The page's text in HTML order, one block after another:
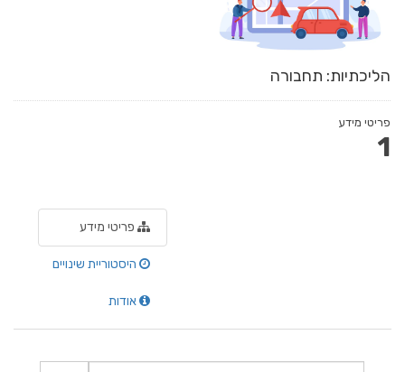
הליכתיות: תחבורה
פריטי מידע
1
פריטי מידע
היסטוריית שינויים
אודות